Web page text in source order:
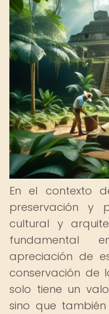
En el contexto
preservación y
cultural y
fundamental
apreciación de
conservación de
solo tiene un
sino que